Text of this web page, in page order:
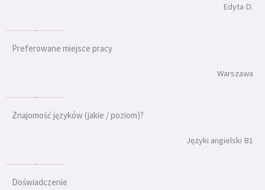
Edyta D.
Preferowane miejsce pracy
Warszawa
Znajomość języków (jakie / poziom)?
Języki angielski B1
Doświadczenie